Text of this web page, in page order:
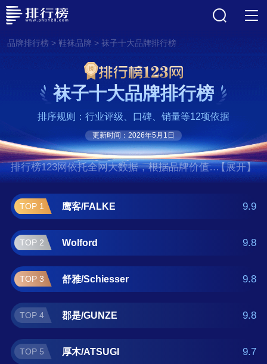
品牌排行榜> 鞋袜品牌 > 袜子十大品牌排行榜
袜子十大品牌排行榜
排序规则：行业评级、口碑、销量等12项依据
更新时间：2026年5月1日
排行榜123网依托全网大数据，根据品牌价值、
口碑评价等多项指数评选出了袜子十大品牌排
行榜,前十名分别是鹰客/FALKE、Wolford、舒
雅/Schiesser、郡是/GUNZE、厚木/ATSUGI、
诗柔/SHIROU、情怡/QINGYI、丹吉
娅/Danjiya、梦娜/MENGNA、宝娜
斯/BONAS。如果您正在查找袜子什么牌子好？
那么本袜子十大品牌榜单可供您作为选购参
考，我们致力于用最真实的用户数据推荐口碑
最好的袜子品牌，让您选得放心。(榜单每月更
【展开】
TOP 1 鹰客/FALKE 9.9
TOP 2 Wolford 9.8
TOP 3 舒雅/Schiesser 9.8
TOP 4 郡是/GUNZE 9.8
TOP 5 厚木/ATSUGI 9.7